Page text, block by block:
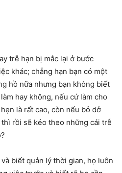
trễ hạn bị mắc lại ở bước
khác; chẳng hạn bạn có một
hồ nữa nhưng bạn không biết
hay không, nếu cứ làm cho
là rất cao, còn nếu bỏ dở
rồi sẽ kéo theo những cái trễ
biết quản lý thời gian, họ luôn